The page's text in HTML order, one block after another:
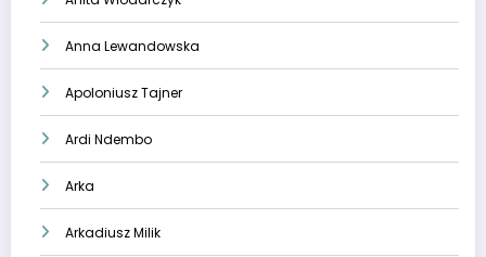
Anna Lewandowska
Apoloniusz Tajner
Ardi Ndembo
Arka
Arkadiusz Milik